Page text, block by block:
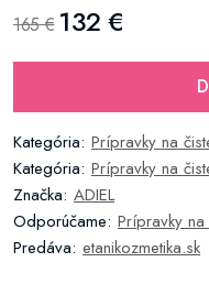
165 € 132 €
Kategória: Prípravky na
Kategória: Prípravky na
Značka: ADIEL
Odporúčame: Prípravky
Predáva: etanikozmetika.sk